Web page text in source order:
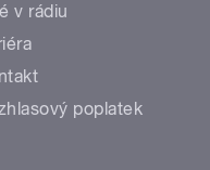
v rádiu
poplatek